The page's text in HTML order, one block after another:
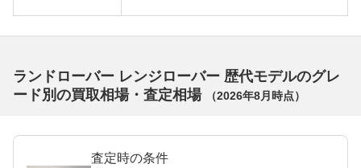
ランドローバー レンジローバー 歴代モデルのグレ
ード別の買取相場・査定相場
（2026年8月 時点）
査定時の条件